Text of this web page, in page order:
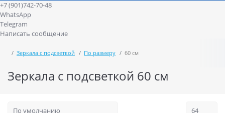
+7 (901)742-70-48
WhatsApp
Telegram
Написать сообщение
Зеркала с подсветкой По размеру 60 см
Зеркала с подсветкой 60 см